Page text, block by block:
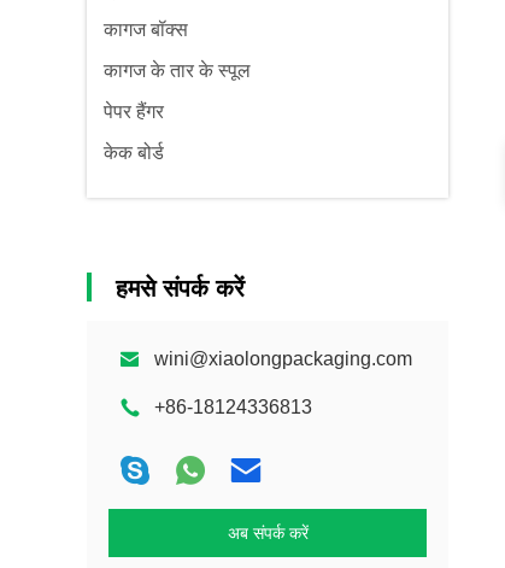
कागज बॉक्स
कागज के तार के स्पूल
पेपर हैंगर
केक बोर्ड
हमसे संपर्क करें
wini@xiaolongpackaging.com
+86-18124336813
अब संपर्क करें